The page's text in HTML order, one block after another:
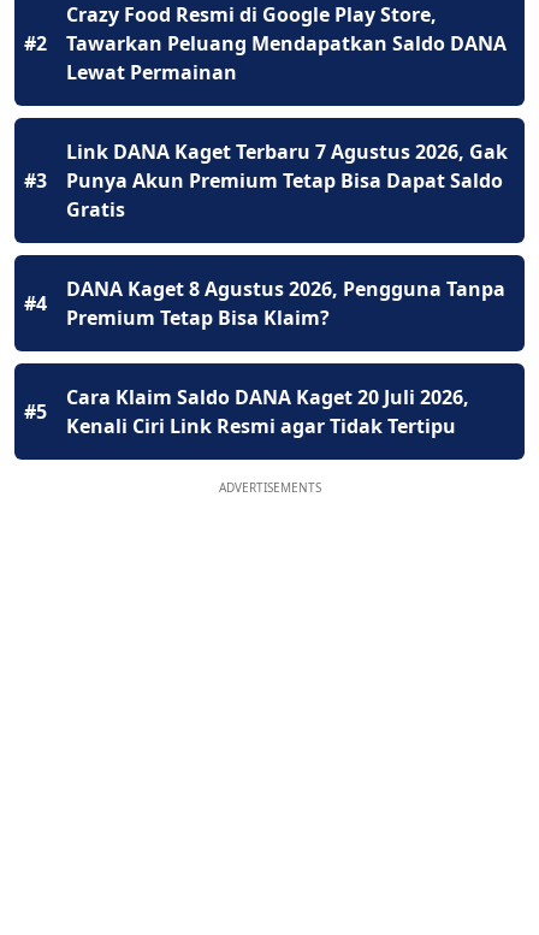
#2
Crazy Food Resmi di Google Play Store,
Tawarkan Peluang Mendapatkan Saldo DANA
Lewat Permainan
#3
Link DANA Kaget Terbaru 7 Agustus 2026, Gak
Punya Akun Premium Tetap Bisa Dapat Saldo
Gratis
#4
DANA Kaget 8 Agustus 2026, Pengguna Tanpa
Premium Tetap Bisa Klaim?
#5
Cara Klaim Saldo DANA Kaget 20 Juli 2026,
Kenali Ciri Link Resmi agar Tidak Tertipu
ADVERTISEMENTS